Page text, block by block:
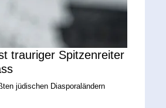
trauriger Spitzenreiter
jüdischen Diasporaländern